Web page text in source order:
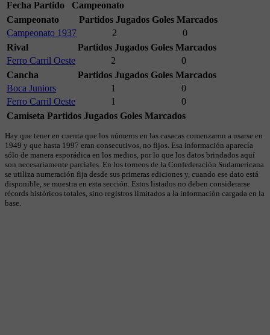
Fecha Partido
Campeonato
Campeonato
Partidos Jugados Goles Marcados
Campeonato 1937
2
0
Rival
Partidos Jugados Goles Marcados
Ferro Carril Oeste
2
0
Cancha
Partidos Jugados Goles Marcados
Boca Juniors
1
0
Ferro Carril Oeste
1
0
Camiseta Partidos Jugados Goles Marcados
Hay que tener en cuenta que los números en las casacas comenzaron a usarse en
1949 y que hasta 1997 eran consecutivos, no fijos. Esa información aparecía
sólo de manera esporádica en los medios, por lo que los datos brindados aquí
son necesariamente parciales. En los torneos de la Confederación Sudamericana
se utiliza numeración fija desde sus primeras ediciones y, cuando ese dato está
disponible, se muestra en esta sección. Estos listados no deben considerarse
récords históricos totales, sino registros limitados a la información cargada en la
base.